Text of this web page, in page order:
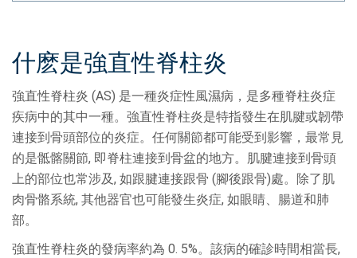
什麽是強直性脊柱炎
強直性脊柱炎 (AS) 是一種炎症性風濕病，是多種脊柱炎症
疾病中的其中一種。強直性脊柱炎是特指發生在肌腱或韌帶
連接到骨頭部位的炎症。任何關節都可能受到影響，最常見
的是骶髂關節, 即脊柱連接到骨盆的地方。肌腱連接到骨頭
上的部位也常涉及, 如跟腱連接跟骨 (腳後跟骨)處。除了肌
肉骨骼系統, 其他器官也可能發生炎症, 如眼睛、腸道和肺
部。
強直性脊柱炎的發病率約為 0. 5%。該病的確診時間相當長,